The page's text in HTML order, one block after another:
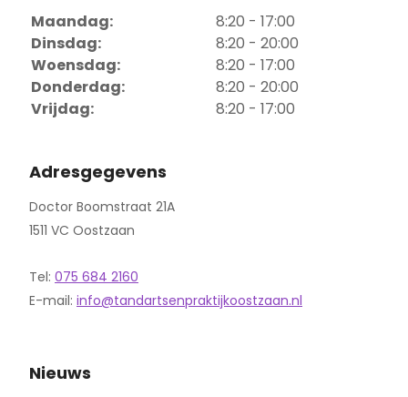
Maandag:
8:20 - 17:00
Dinsdag:
8:20 - 20:00
Woensdag:
8:20 - 17:00
Donderdag:
8:20 - 20:00
Vrijdag:
8:20 - 17:00
Adresgegevens
Doctor Boomstraat 21A
1511 VC Oostzaan
Tel: 075 684 2160
E-mail: info@tandartsenpraktijkoostzaan.nl
Nieuws